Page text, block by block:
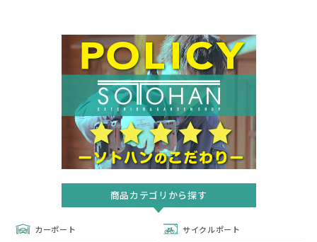
商品カテゴリから探す
カーポート サイクルポート